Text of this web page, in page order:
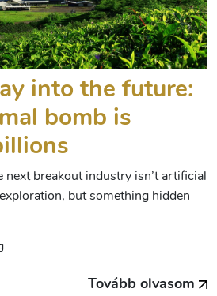
into the future:
bomb is
breakout industry isn’t artificial
but something hidden
Tovább olvasom